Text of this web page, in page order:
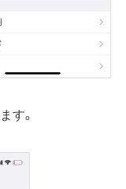
す。